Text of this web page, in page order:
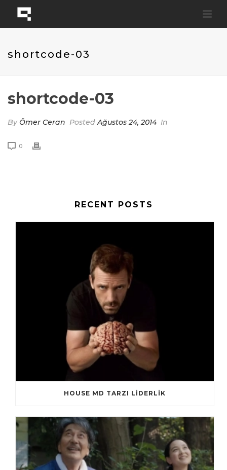
shortcode-03
shortcode-03
ByÖmer Ceran PostedAğustos 24, 2014 In
0
RECENT POSTS
HOUSE MD TARZI LİDERLİK